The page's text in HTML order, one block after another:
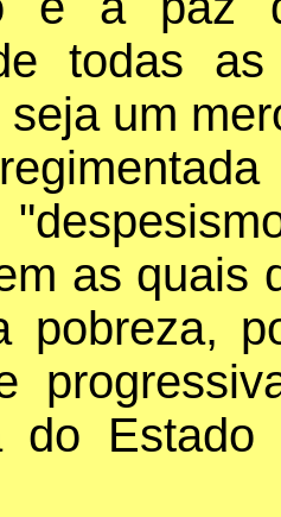
todas
um
as quais
pobreza,
do